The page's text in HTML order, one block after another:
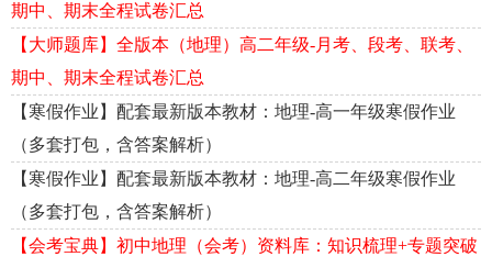
期中、期末全程试卷汇总
【大师题库】全版本（地理）高二年级-月考、段考、联考、
期中、期末全程试卷汇总
【寒假作业】配套最新版本教材：地理-高一年级寒假作业
（多套打包，含答案解析）
【寒假作业】配套最新版本教材：地理-高二年级寒假作业
（多套打包，含答案解析）
【会考宝典】初中地理（会考）资料库：知识梳理+专题突破